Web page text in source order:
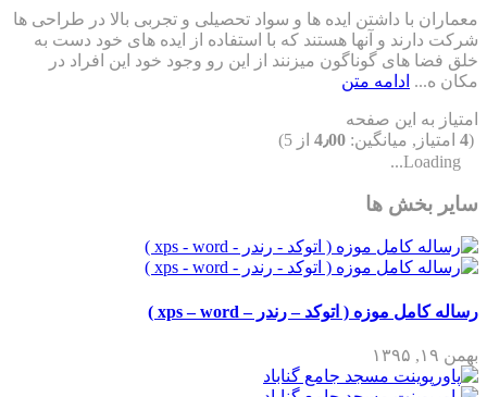
معماران با داشتن ایده ها و سواد تحصیلی و تجربی بالا در طراحی ها
شرکت دارند و آنها هستند که با استفاده از ایده های خود دست به
خلق فضا های گوناگون میزنند از این رو وجود خود این افراد در
مکان ه... ادامه متن
امتیاز به این صفحه
(
4 امتیاز, میانگین: 4٫00 از 5)
Loading...
سایر بخش ها
رساله کامل موزه ( اتوکد – رندر – xps – word )
بهمن ۱۹, ۱۳۹۵